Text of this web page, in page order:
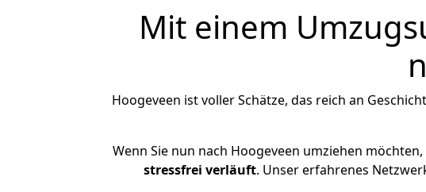
Mit einem
Hoogeveen ist voller Schätze, das reich an
Wenn Sie nun nach Hoogeveen umziehen
stressfrei verläuft. Unser erfahrenes